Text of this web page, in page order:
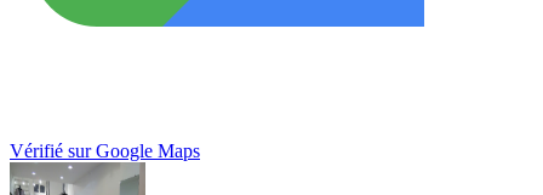
Vérifié sur Google Maps